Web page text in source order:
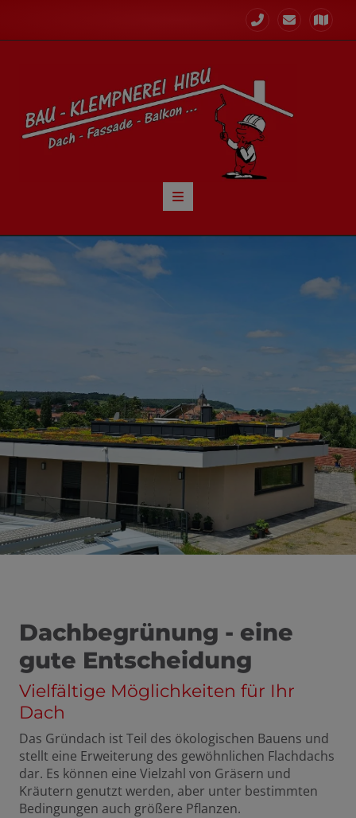
Dachbegrünung - eine
gute Entscheidung
Vielfältige Möglichkeiten für Ihr
Dach
Das Gründach ist Teil des ökologischen Bauens und
stellt eine Erweiterung des gewöhnlichen Flachdachs
dar. Es können eine Vielzahl von Gräsern und
Kräutern genutzt werden, aber unter bestimmten
Bedingungen auch größere Pflanzen.
und schließen
schließen